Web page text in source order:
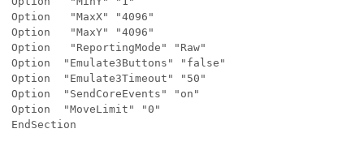
Option	 "MaxX"	"4096"
Option	 "MaxY"	"4096"
Option	 "ReportingMode" "Raw"
Option	"Emulate3Buttons" "false"
Option	"Emulate3Timeout" "50"
Option	"SendCoreEvents" "on"
Option	"MoveLimit" "0"
EndSection